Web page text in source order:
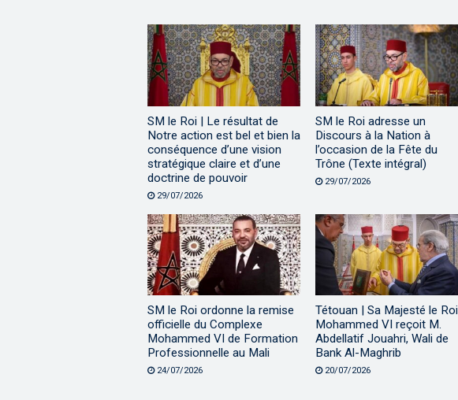
SM le Roi | Le résultat de
Notre action est bel et bien la
conséquence d’une vision
stratégique claire et d’une
doctrine de pouvoir
29/07/2026
SM le Roi adresse un
Discours à la Nation à
l’occasion de la Fête du
Trône (Texte intégral)
29/07/2026
SM le Roi ordonne la remise
officielle du Complexe
Mohammed VI de Formation
Professionnelle au Mali
24/07/2026
Tétouan | Sa Majesté le Roi
Mohammed VI reçoit M.
Abdellatif Jouahri, Wali de
Bank Al-Maghrib
20/07/2026